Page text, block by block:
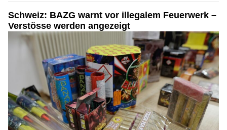
Schweiz: BAZG warnt vor illegalem Feuerwerk –
Verstösse werden angezeigt